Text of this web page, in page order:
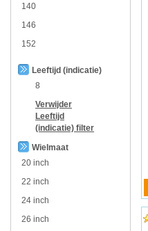
140
146
152
Leeftijd (indicatie)
8
Verwijder
Leeftijd
(indicatie) filter
Wielmaat
20 inch
22 inch
24 inch
26 inch